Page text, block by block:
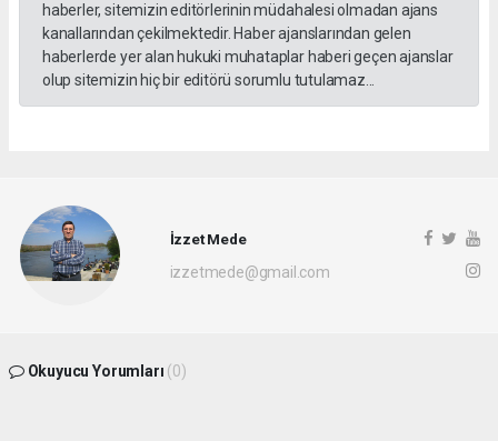
haberler, sitemizin editörlerinin müdahalesi olmadan ajans
kanallarından çekilmektedir. Haber ajanslarından gelen
haberlerde yer alan hukuki muhataplar haberi geçen ajanslar
olup sitemizin hiç bir editörü sorumlu tutulamaz...
İzzet Mede
izzetmede@gmail.com
Okuyucu Yorumları (0)